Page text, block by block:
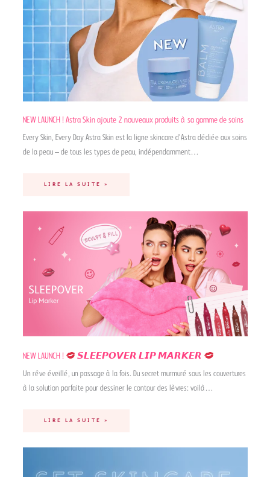
NEW LAUNCH ! Astra Skin ajoute 2 nouveaux produits à sa gamme de soins
Every Skin, Every Day Astra Skin est la ligne skincare d’Astra dédiée aux soins
de la peau – de tous les types de peau, indépendamment…
LIRE LA SUITE »
NEW LAUNCH ! 𝙎𝙇𝙀𝙀𝙋𝙊𝙑𝙀𝙍 𝙇𝙄𝙋 𝙈𝘼𝙍𝙆𝙀𝙍
Un rêve éveillé, un passage à la fois. Du secret murmuré sous les couvertures
à la solution parfaite pour dessiner le contour des lèvres: voilà…
LIRE LA SUITE »